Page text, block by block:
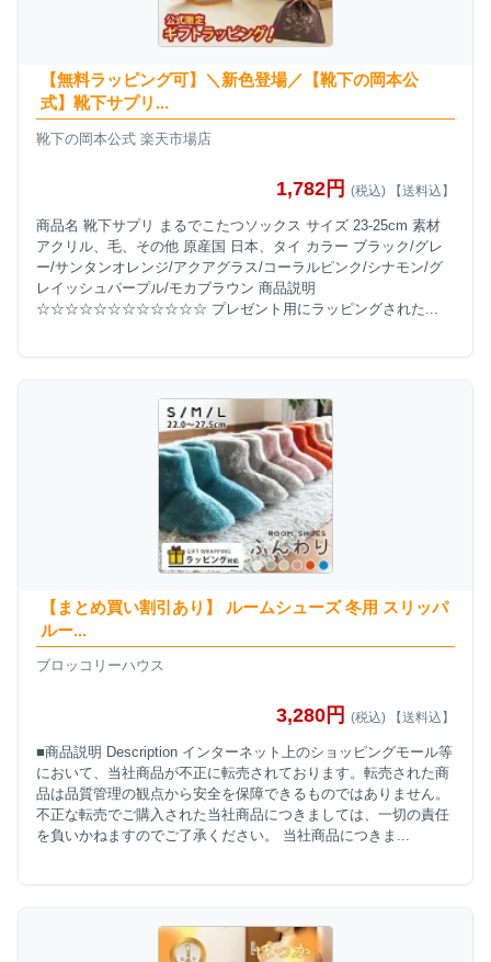
【無料ラッピング可】＼新色登場／【靴下の岡本公
式】靴下サプリ...
靴下の岡本公式 楽天市場店
1,782円 (税込) 【送料込】
商品名 靴下サプリ まるでこたつソックス サイズ 23-25cm 素材
アクリル、毛、その他 原産国 日本、タイ カラー ブラック/グレ
ー/サンタンオレンジ/アクアグラス/コーラルピンク/シナモン/グ
レイッシュパープル/モカブラウン 商品説明
☆☆☆☆☆☆☆☆☆☆☆☆ プレゼント用にラッピングされた...
【まとめ買い割引あり】 ルームシューズ 冬用 スリッパ
ルー...
ブロッコリーハウス
3,280円 (税込) 【送料込】
■商品説明 Description インターネット上のショッピングモール等
において、当社商品が不正に転売されております。転売された商
品は品質管理の観点から安全を保障できるものではありません。
不正な転売でご購入された当社商品につきましては、一切の責任
を負いかねますのでご了承ください。 当社商品につきま...